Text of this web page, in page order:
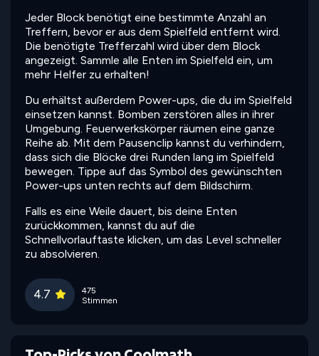
Jeder Block benötigt eine bestimmte Anzahl an
Treffern, bevor er aus dem Spielfeld entfernt wird.
Die benötigte Trefferzahl wird über dem Block
angezeigt. Sammle alle Enten im Spielfeld ein, um
mehr Helfer zu erhalten!
Du erhältst außerdem Power-ups, die du im Spielfeld
einsetzen kannst. Bomben zerstören alles in ihrer
Umgebung. Feuerwerkskörper räumen eine ganze
Reihe ab. Mit dem Pausenclip kannst du verhindern,
dass sich die Blöcke drei Runden lang im Spielfeld
bewegen. Tippe auf das Symbol des gewünschten
Power-ups unten rechts auf dem Bildschirm.
Falls es eine Weile dauert, bis deine Enten
zurückkommen, kannst du auf die
Schnellvorlauftaste klicken, um das Level schneller
zu absolvieren.
4.7
475
Stimmen